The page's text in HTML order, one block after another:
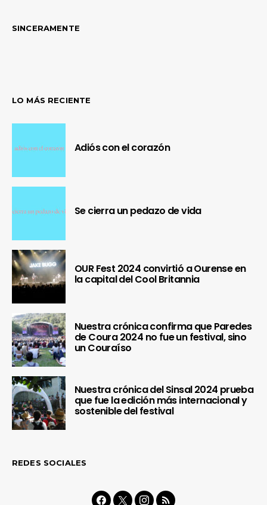
SINCERAMENTE
LO MÁS RECIENTE
Adiós con el corazón
Se cierra un pedazo de vida
OUR Fest 2024 convirtió a Ourense en
la capital del Cool Britannia
Nuestra crónica confirma que Paredes
de Coura 2024 no fue un festival, sino
un Couraíso
Nuestra crónica del Sinsal 2024 prueba
que fue la edición más internacional y
sostenible del festival
REDES SOCIALES